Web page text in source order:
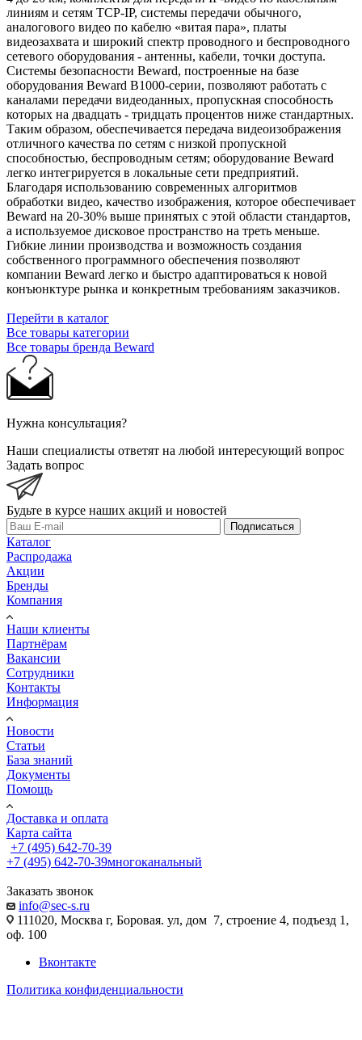
линиям и сетям TCP-IP, системы передачи обычного,
аналогового видео по кабелю «витая пара», платы
видеозахвата и широкий спектр проводного и беспроводного
сетевого оборудования - антенны, кабели, точки доступа.
Системы безопасности Beward, построенные на базе
оборудования Beward B1000-серии, позволяют работать с
каналами передачи видеоданных, пропускная способность
которых на двадцать - тридцать процентов ниже стандартных.
Таким образом, обеспечивается передача видеоизображения
отличного качества по сетям с низкой пропускной
способностью, беспроводным сетям; оборудование Beward
легко интегрируется в локальные сети предприятий.
Благодаря использованию современных алгоритмов
обработки видео, качество изображения, которое обеспечивает
Beward на 20-30% выше принятых с этой области стандартов,
а используемое дисковое пространство на треть меньше.
Гибкие линии производства и возможность создания
собственного программного обеспечения позволяют
компании Beward легко и быстро адаптироваться к новой
конъюнктуре рынка и конкретным требованиям заказчиков.
Перейти в каталог
Все товары категории
Все товары бренда Beward
Нужна консультация?
Наши специалисты ответят на любой интересующий вопрос
Задать вопрос
Будьте в курсе наших акций и новостей
Подписаться
Каталог
Распродажа
Акции
Бренды
Компания
Наши клиенты
Партнёрам
Вакансии
Сотрудники
Контакты
Информация
Новости
Статьи
База знаний
Документы
Помощь
Доставка и оплата
Карта сайта
+7 (495) 642-70-39
+7 (495) 642-70-39многоканальный
Заказать звонок
info@sec-s.ru
111020, Москва г, Боровая. ул, дом 7, строение 4, подъезд 1,
оф. 100
Вконтакте
Политика конфиденциальности